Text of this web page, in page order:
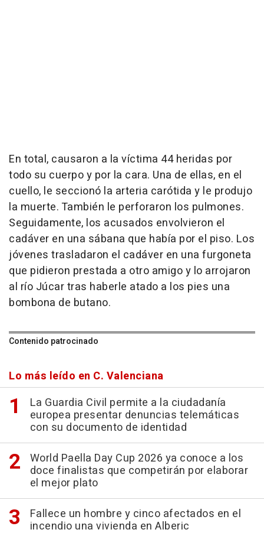
En total, causaron a la víctima 44 heridas por
todo su cuerpo y por la cara. Una de ellas, en el
cuello, le seccionó la arteria carótida y le produjo
la muerte. También le perforaron los pulmones.
Seguidamente, los acusados envolvieron el
cadáver en una sábana que había por el piso. Los
jóvenes trasladaron el cadáver en una furgoneta
que pidieron prestada a otro amigo y lo arrojaron
al río Júcar tras haberle atado a los pies una
bombona de butano.
Contenido patrocinado
Lo más leído en C. Valenciana
La Guardia Civil permite a la ciudadanía
europea presentar denuncias telemáticas
con su documento de identidad
World Paella Day Cup 2026 ya conoce a los
doce finalistas que competirán por elaborar
el mejor plato
Fallece un hombre y cinco afectados en el
incendio una vivienda en Alberic